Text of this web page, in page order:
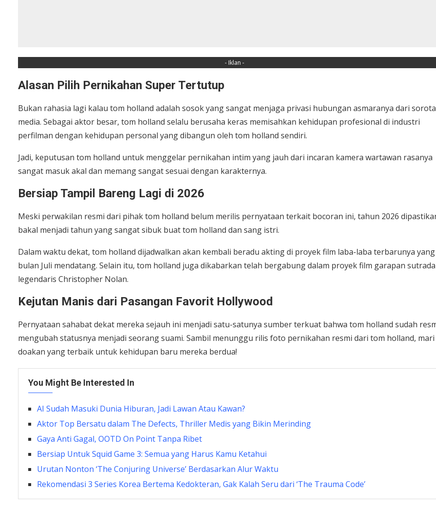
- Iklan -
Alasan Pilih Pernikahan Super Tertutup
Bukan rahasia lagi kalau tom holland adalah sosok yang sangat menjaga privasi hubungan asmaranya dari
media. Sebagai aktor besar, tom holland selalu berusaha keras memisahkan kehidupan profesional di industri
perfilman dengan kehidupan personal yang dibangun oleh tom holland sendiri.
Jadi, keputusan tom holland untuk menggelar pernikahan intim yang jauh dari incaran kamera wartawan rasanya
sangat masuk akal dan memang sangat sesuai dengan karakternya.
Bersiap Tampil Bareng Lagi di 2026
Meski perwakilan resmi dari pihak tom holland belum merilis pernyataan terkait bocoran ini, tahun 2026
bakal menjadi tahun yang sangat sibuk buat tom holland dan sang istri.
Dalam waktu dekat, tom holland dijadwalkan akan kembali beradu akting di proyek film laba-laba terbarunya
bulan Juli mendatang. Selain itu, tom holland juga dikabarkan telah bergabung dalam proyek film garapan
legendaris Christopher Nolan.
Kejutan Manis dari Pasangan Favorit Hollywood
Pernyataan sahabat dekat mereka sejauh ini menjadi satu-satunya sumber terkuat bahwa tom holland sudah
mengubah statusnya menjadi seorang suami. Sambil menunggu rilis foto pernikahan resmi dari tom holland,
doakan yang terbaik untuk kehidupan baru mereka berdua!
You Might Be Interested In
AI Sudah Masuki Dunia Hiburan, Jadi Lawan Atau Kawan?
Aktor Top Bersatu dalam The Defects, Thriller Medis yang Bikin Merinding
Gaya Anti Gagal, OOTD On Point Tanpa Ribet
Bersiap Untuk Squid Game 3: Semua yang Harus Kamu Ketahui
Urutan Nonton ‘The Conjuring Universe’ Berdasarkan Alur Waktu
Rekomendasi 3 Series Korea Bertema Kedokteran, Gak Kalah Seru dari ‘The Trauma Code’